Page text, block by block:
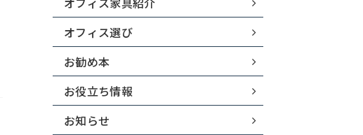
オフィス選び
お勧め本
お役立ち情報
お知らせ